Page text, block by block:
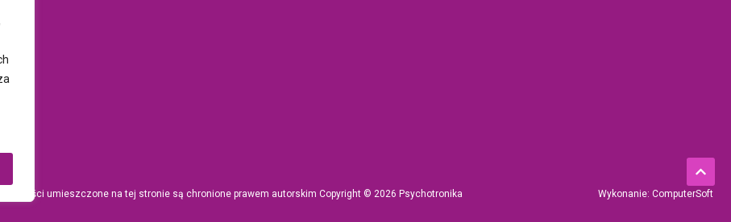
treści umieszczone na tej stronie są chronione prawem autorskim Copyright © 2026 Psychotronika Wykonanie: ComputerSoft